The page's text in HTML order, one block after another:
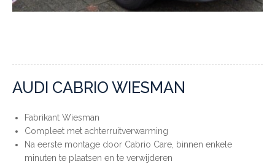
AUDI CABRIO WIESMAN
Fabrikant Wiesman
Compleet met achterruitverwarming
Na eerste montage door Cabrio Care, binnen enkele
minuten te plaatsen en te verwijderen